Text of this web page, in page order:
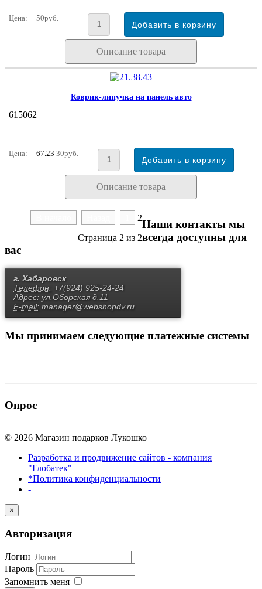
Цена: 50руб.
Описание товара
Коврик-липучка на панель авто
615062
Цена: 67.23 30руб.
Описание товара
2
Страница 2 из 2
Наши контакты мы
всегда доступны для
вас
г. Хабаровск
Телефон: +7(924) 925-24-24
Адрес: ул.Оборская д.11
E-mail: manager@webshopdv.ru
Мы принимаем следующие платежные системы
Опрос
© 2026 Магазин подарков Лукошко
Разработка и продвижение сайтов - компания
"Глобатек"
*Политика конфиденциальности
-
×
Авторизация
Логин
Пароль
Запомнить меня